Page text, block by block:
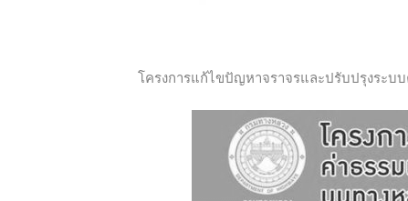
โครงการแก้ไขปัญหาจราจรและปรับปรุงระบ